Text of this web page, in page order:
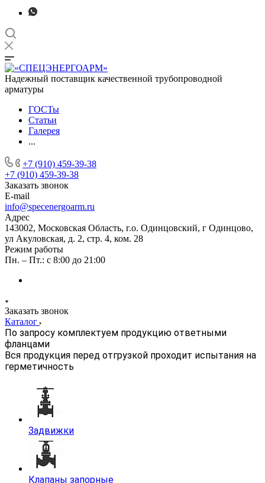
Надежный поставщик качественной трубопроводной
арматуры
ГОСТы
Статьи
Галерея
...
+7 (910) 459-39-38
+7 (910) 459-39-38
Заказать звонок
E-mail
info@specenergoarm.ru
Адрес
143002, Московская Область, г.о. Одинцовский, г Одинцово,
ул Акуловская, д. 2, стр. 4, ком. 28
Режим работы
Пн. – Пт.: с 8:00 до 21:00
Заказать звонок
Каталог
По запросу комплектуем продукцию ответными
фланцами
Вся продукция перед отгрузкой проходит испытания на
герметичность
Задвижки
Клапаны запорные